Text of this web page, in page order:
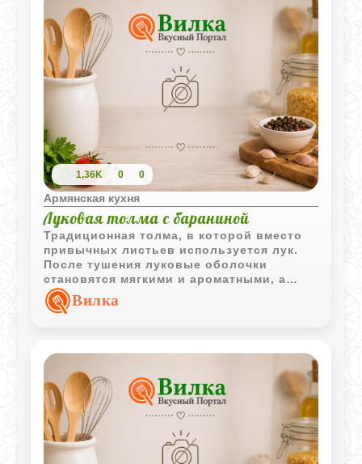
1,36K 0 0
Армянская кухня
Луковая толма с бараниной
Традиционная толма, в которой вместо
привычных листьев используется лук.
После тушения луковые оболочки
становятся мягкими и ароматными, а
начинка из баранины, риса и кинзы
приобретает насыщенный вкус.
Вилка